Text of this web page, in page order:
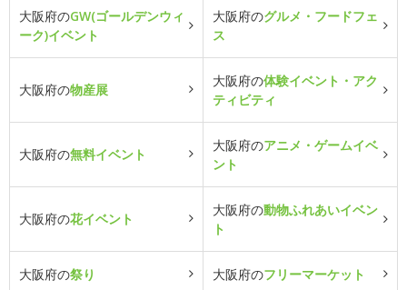
大阪府のGW(ゴールデンウィ
ーク)イベント
大阪府のグルメ・フードフェ
ス
大阪府の物産展
大阪府の体験イベント・アク
ティビティ
大阪府の無料イベント
大阪府のアニメ・ゲームイベ
ント
大阪府の花イベント
大阪府の動物ふれあいイベン
ト
大阪府の祭り 大阪府のフリーマーケット